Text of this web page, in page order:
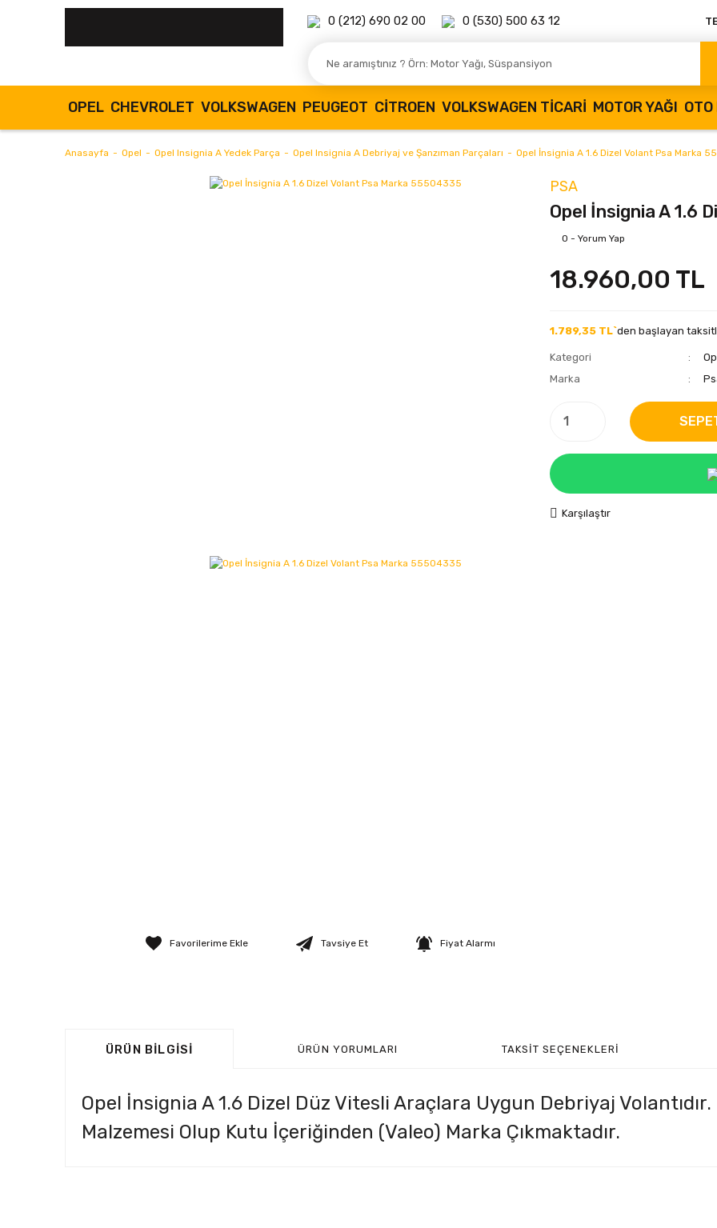
0 (212) 690 02 00 0 (530) 500 63 12
OPEL CHEVROLET VOLKSWAGEN PEUGEOT CITROEN VOLKSWAGEN TICARI MOTOR YAĞI
Anasayfa Opel Opel Insignia A Yedek Parça Opel Insignia A Debriyaj ve Şanzıman Parçaları Opel İnsignia A 1.6 Dizel Volant Psa Marka
Tavsiye Et Fiyat Alarmı
PSA
Opel İnsignia A 1.6
0 - Yorum Yap
18.960,00 TL
1.789,35 TL`den başlayan
Kategori
Marka
Karşılaştır
ÜRÜN BILGISI ÜRÜN YORUMLARI TAKSIT SEÇENEKLERI
Opel İnsignia A 1.6 Dizel Düz Vitesli Araçlara Uygun Debriyaj Volantıdır.
Malzemesi Olup Kutu İçeriğinden (Valeo) Marka Çıkmaktadır.